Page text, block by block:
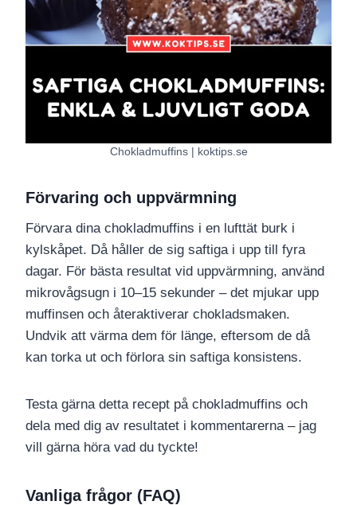
Chokladmuffins | koktips.se
Förvaring och uppvärmning
Förvara dina chokladmuffins i en lufttät burk i
kylskåpet. Då håller de sig saftiga i upp till fyra
dagar. För bästa resultat vid uppvärmning, använd
mikrovågsugn i 10–15 sekunder – det mjukar upp
muffinsen och återaktiverar chokladsmaken.
Undvik att värma dem för länge, eftersom de då
kan torka ut och förlora sin saftiga konsistens.
Testa gärna detta recept på chokladmuffins och
dela med dig av resultatet i kommentarerna – jag
vill gärna höra vad du tyckte!
Vanliga frågor (FAQ)